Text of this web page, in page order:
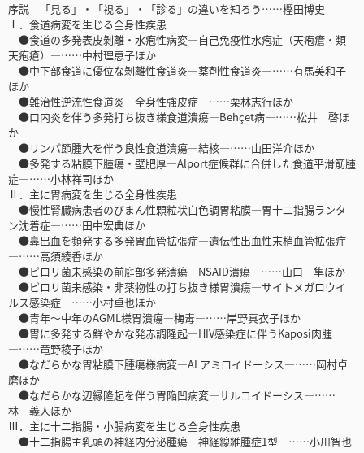
序説 「見る」・「視る」・「診る」の違いを知ろう……樫田博史
Ⅰ．食道病変を生じる全身性疾患
●食道の多発表皮剝離・水疱性病変―自己免疫性水疱症（天疱瘡・類
天疱瘡）―……中村理恵子ほか
●中下部食道に優位な剝離性食道炎―薬剤性食道炎―……有馬美和子
ほか
●難治性逆流性食道炎―全身性強皮症―……栗林志行ほか
●口内炎を伴う多発打ち抜き様食道潰瘍―Behçet病―……松井 啓ほ
か
●リンパ節腫大を伴う良性食道潰瘍―結核―……山田洋介ほか
●多発する粘膜下腫瘍・壁肥厚―Alport症候群に合併した食道平滑筋腫
症―……小林祥司ほか
Ⅱ．主に胃病変を生じる全身性疾患
●慢性腎臓病患者のびまん性顆粒状白色調胃粘膜―胃十二指腸ランタ
ン沈着症―……田中宏典ほか
●鼻出血を頻発する多発胃血管拡張症―遺伝性出血性末梢血管拡張症
―……高須綾香ほか
●ピロリ菌未感染の前庭部多発潰瘍―NSAID潰瘍―……山口 隼ほか
●ピロリ菌未感染・非薬物性の打ち抜き様胃潰瘍―サイトメガロウイ
ルス感染症―……小村卓也ほか
●青年～中年のAGML様胃潰瘍―梅毒―……岸野真衣子ほか
●胃に多発する鮮やかな発赤調隆起―HIV感染症に伴うKaposi肉腫
―……竜野稜子ほか
●なだらかな胃粘膜下腫瘍様病変―ALアミロイドーシス―……岡村卓
磨ほか
●なだらかな辺縁隆起を伴う胃陥凹病変―サルコイドーシス―……
林 義人ほか
Ⅲ．主に十二指腸・小腸病変を生じる全身性疾患
●十二指腸主乳頭の神経内分泌腫瘍―神経線維腫症1型―……小川智也